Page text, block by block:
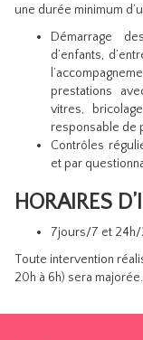
une durée minimum
Démarrage
d’enfants,
prestations
vitres,
responsable de
Contrôles
et par
HORAIRES
7jours/7 et 24h/
Toute intervention
20h à 6h) sera majorée.